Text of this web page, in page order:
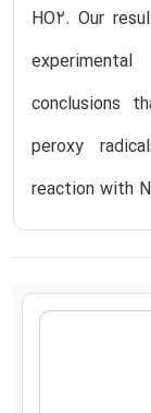
HO2. Our
conclusions
peroxy
reaction with